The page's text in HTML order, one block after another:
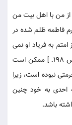
من با اهل بيت من
فاطمه ظلم شده در
به فرياد او نمى
رسد... [ نوادر الأخبار، ص 162، بشارة المصطفى، ص 198. ] ممكن است
نبوده است، زيرا
احدى به خود چنين
باشد.